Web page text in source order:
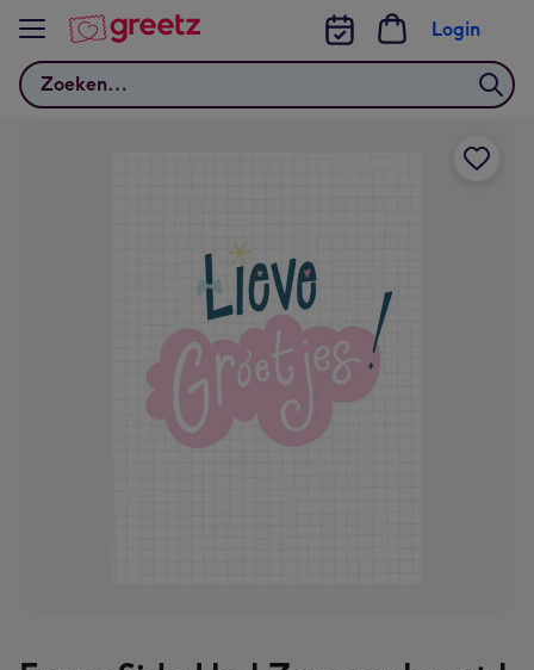
Bekijk meer
Zoeken
Login